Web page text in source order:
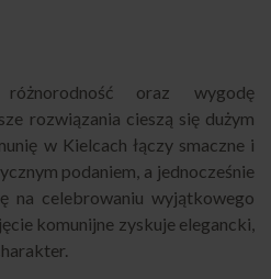
oraz wygodę
rozwiązania cieszą się dużym
w Kielcach łączy smaczne i
podaniem, a jednocześnie
na celebrowaniu wyjątkowego
komunijne zyskuje elegancki,